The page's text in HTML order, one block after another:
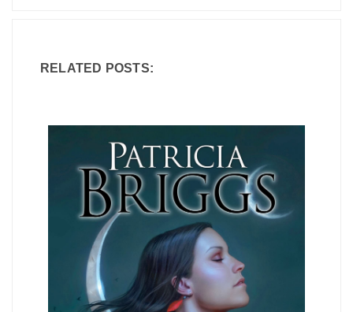
RELATED POSTS: